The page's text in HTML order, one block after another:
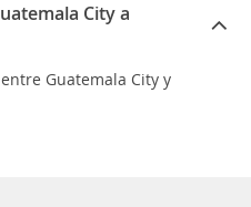
City a
Guatemala City y